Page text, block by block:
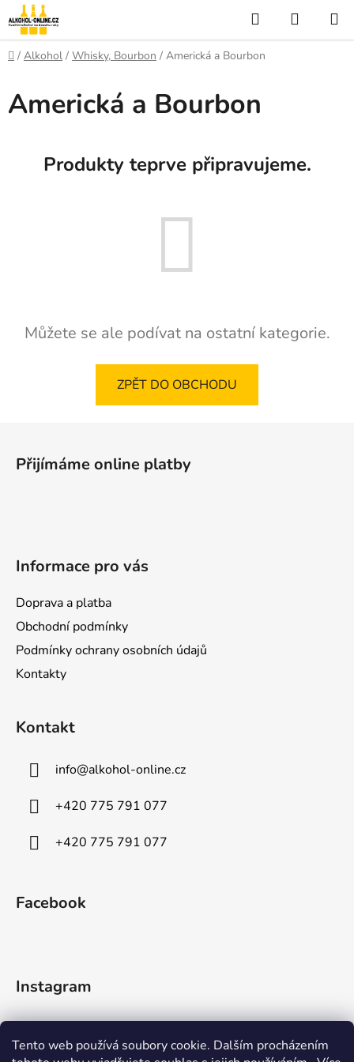
Tento web používá soubory cookie. Dalším procházením
Přejít
na
obsah
Hledat
KOŠÍK
Domů
/ Alkohol / Whisky, Bourbon / Americká a Bourbon
Americká a Bourbon
Produkty teprve připravujeme.
Můžete se ale podívat na ostatní kategorie.
ZPĚT DO OBCHODU
Přijímáme online platby
Informace pro vás
Doprava a platba
Obchodní podmínky
Podmínky ochrany osobních údajů
Kontakty
Kontakt
info@alkohol-online.cz
+420 775 791 077
+420 775 791 077
Facebook
Instagram